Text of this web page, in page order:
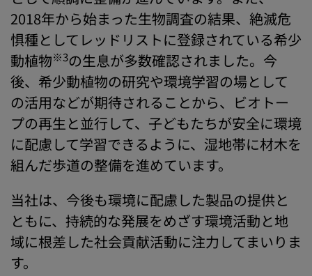
2018年から始まった生物調査の結果、絶滅危
惧種としてレッドリストに登録されている希少
動植物※3の生息が多数確認されました。今
後、希少動植物の研究や環境学習の場として
の活用などが期待されることから、ビオトー
プの再生と並行して、子どもたちが安全に環境
に配慮して学習できるように、湿地帯に材木を
組んだ歩道の整備を進めています。
当社は、今後も環境に配慮した製品の提供と
ともに、持続的な発展をめざす環境活動と地
域に根差した社会貢献活動に注力してまいりま
す。